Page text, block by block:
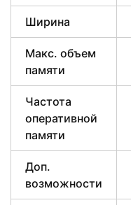
Ширина
Макс. объем
памяти
Частота
оперативной
памяти
Доп.
возможности